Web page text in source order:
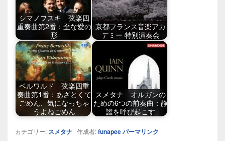
シマノフスキ 弦楽四
重奏曲第2番：歪な愛の
形
京都フランス音楽アカ
デミー 特別演奏会
ベルワルド 弦楽四重
奏曲第1番：あざとくて
ごめん、気になっちゃ
うよねごめん
スメタナ オルガンの
ための6つの前奏曲：静
謐を呼び起こす
カテゴリー: スメタナ 作成者:funapeeパーマリンク